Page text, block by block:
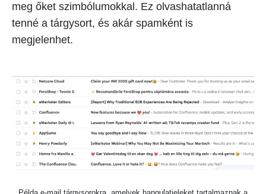
meg őket szimbólumokkal. Ez olvashatatlanná
tenné a tárgysort, és akár spamként is
megjelenhet.